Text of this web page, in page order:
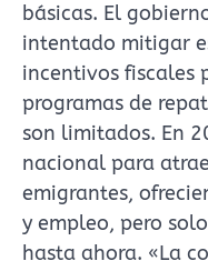
básicas. El
intentado mitigar
incentivos fiscales
programas de
son limitados. En
nacional para
emigrantes,
y empleo, pero
hasta ahora. «La